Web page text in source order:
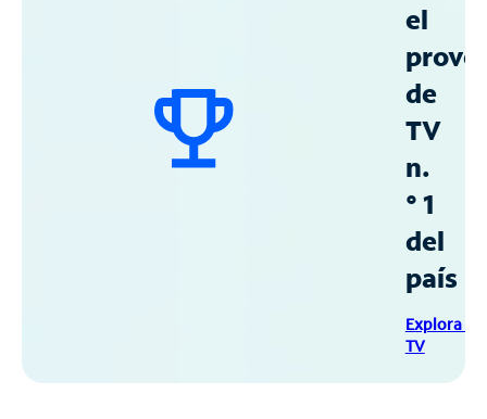
el
de
TV
n.
° 1
del
país
Explora
TV